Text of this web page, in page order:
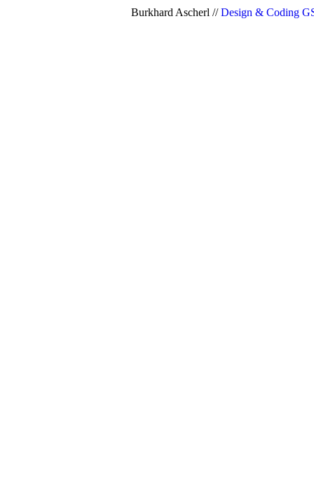
Burkhard Ascherl //Design & Coding